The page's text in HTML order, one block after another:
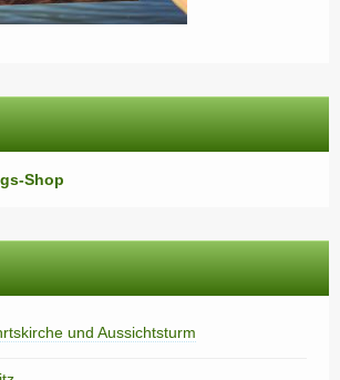
Shop
und Aussichtsturm